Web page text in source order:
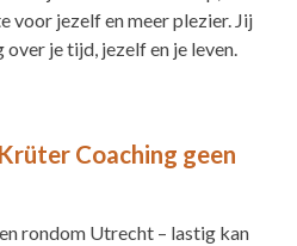
voor jezelf en meer plezier. Jij
je tijd, jezelf en je leven.
Coaching geen
rondom Utrecht – lastig kan